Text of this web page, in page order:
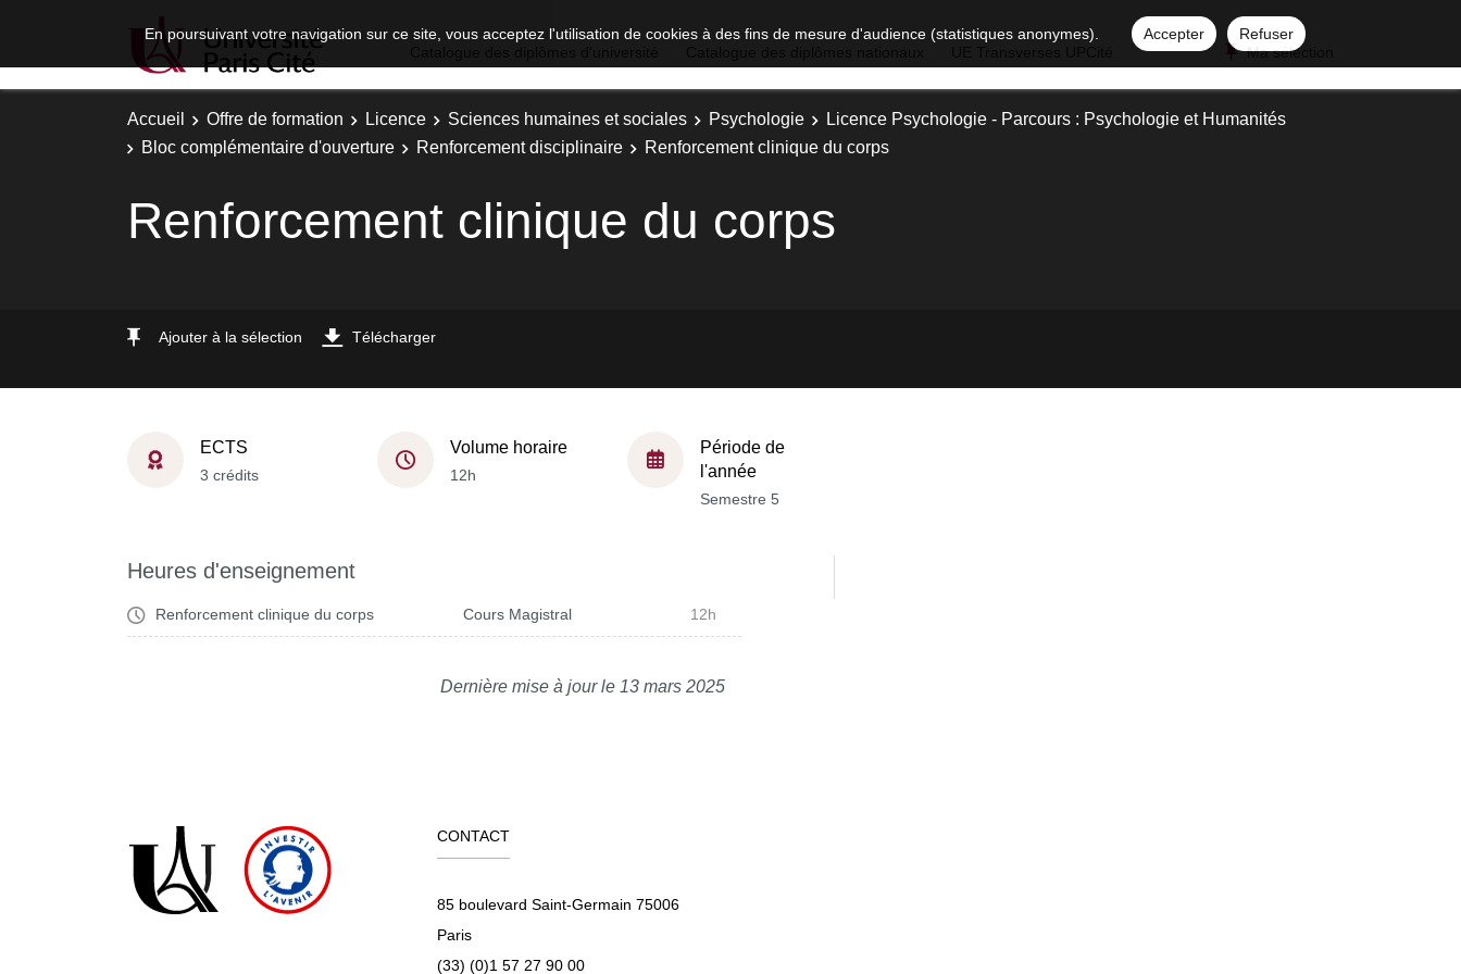
En poursuivant votre navigation sur ce site, vous acceptez l'utilisation de cookies à des fins de mesure d'audience (statistiques anonymes). Accepter
Refuser
Ma sélection
Accueil Offre de formation Licence Sciences humaines et sociales Psychologie
Licence Psychologie - Parcours : Psychologie et Humanités
Bloc complémentaire d'ouverture
Renforcement disciplinaire Renforcement clinique du corps
Renforcement clinique du corps
Ajouter à la sélection Télécharger
ECTS
3 crédits
Volume horaire
12h
Période de
l'année
Semestre 5
Heures d'enseignement
Renforcement clinique du corps Cours Magistral 12h
Dernière mise à jour le 13 mars 2025
CONTACT
85 boulevard Saint-Germain 75006
Paris
(33) (0)1 57 27 90 00